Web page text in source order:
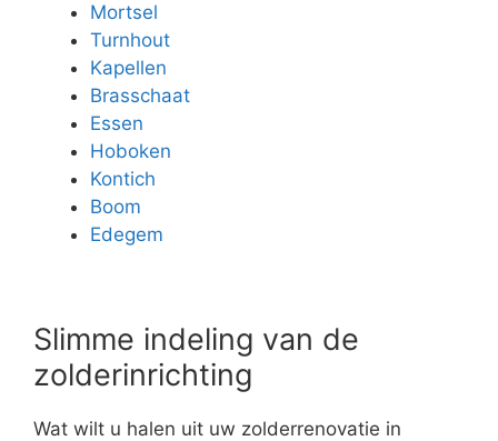
Mortsel
Turnhout
Kapellen
Brasschaat
Essen
Hoboken
Kontich
Boom
Edegem
Slimme indeling van de
zolderinrichting
Wat wilt u halen uit uw zolderrenovatie in